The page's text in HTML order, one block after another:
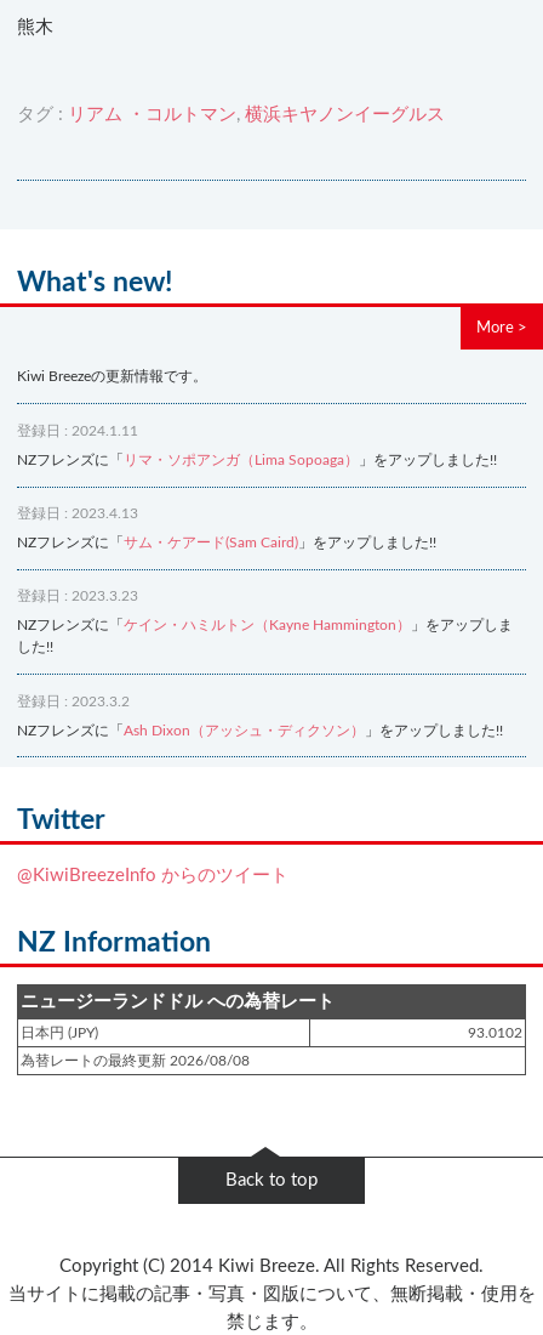
熊木
タグ : リアム ・コルトマン, 横浜キヤノンイーグルス
What's new!
More >
Kiwi Breezeの更新情報です。
登録日 : 2024.1.11
NZフレンズに「 リマ・ソポアンガ（Lima Sopoaga） 」をアップしました!!
登録日 : 2023.4.13
NZフレンズに「 サム・ケアード(Sam Caird) 」をアップしました!!
登録日 : 2023.3.23
NZフレンズに「 ケイン・ハミルトン（Kayne Hammington）
」をアップしま
した!!
登録日 : 2023.3.2
NZフレンズに「 Ash Dixon（アッシュ・ディクソン） 」をアップしました!!
NZフレンズに「
登録日 : 2019.4.10
登録日 : 2019.2.28
NZクッキングに「ニュージーランド産キウイの酢の物
登録日 : 2019.2.4
NZフレンズに「Jane Forrest-Waghorn」をアップしました!!
Twitter
@KiwiBreezeInfo からのツイート
NZ Information
ニュージーランドドル への為替レート
日本円 (JPY)
93.0102
為替レートの最終更新 2026/08/08
Back to top
Copyright (C) 2014 Kiwi Breeze. All Rights Reserved.
当サイトに掲載の記事・写真・図版について、無断掲載・使用を
禁じます。